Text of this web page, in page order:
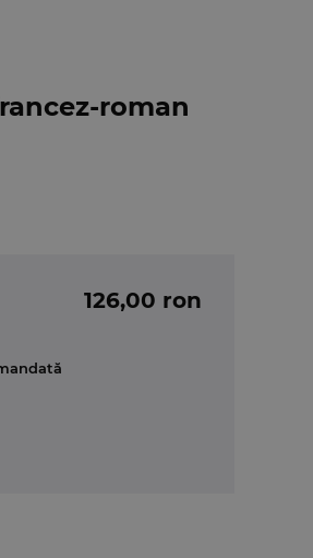
roman
126,00 ron